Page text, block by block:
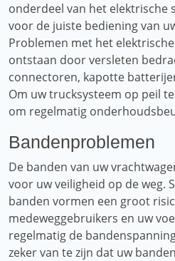
onderdeel van het elektrische
voor de juiste bediening van
Problemen met het
ontstaan ​​door versleten
connectoren, kapotte
Om uw trucksysteem op peil
om regelmatig
Bandenproblemen
De banden van uw
voor uw veiligheid op de weg.
banden vormen een groot
medeweggebruikers en uw
regelmatig de
zeker van te zijn dat uw